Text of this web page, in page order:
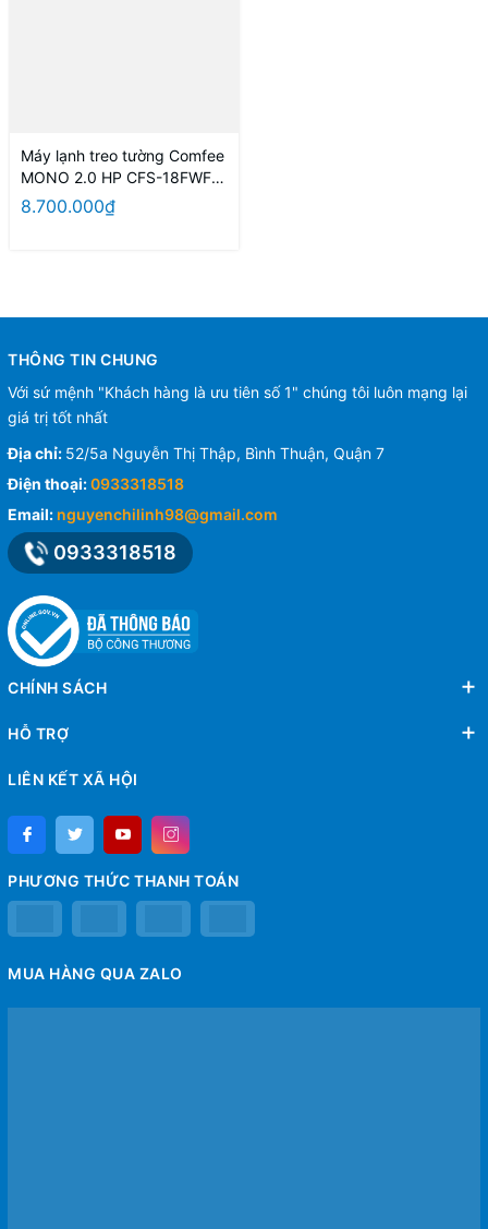
Máy lạnh treo tường Comfee
MONO 2.0 HP CFS-18FWFF-
V
8.700.000₫
THÔNG TIN CHUNG
Với sứ mệnh "Khách hàng là ưu tiên số 1" chúng tôi luôn mạng lại
giá trị tốt nhất
Địa chỉ: 52/5a Nguyễn Thị Thập, Bình Thuận, Quận 7
Điện thoại:0933318518
Email: nguyenchilinh98@gmail.com
0933318518
CHÍNH SÁCH
HỖ TRỢ
LIÊN KẾT XÃ HỘI
PHƯƠNG THỨC THANH TOÁN
MUA HÀNG QUA ZALO